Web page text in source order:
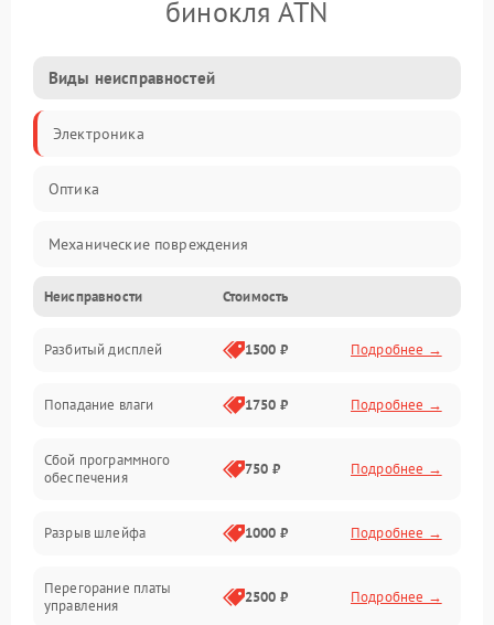
бинокля ATN
Виды неисправностей
Электроника
Оптика
Механические повреждения
Видео
Механика
Управление
Электропитание
Неисправности Стоимость
Разбитый дисплей 1500 ₽ Подробнее →
Попадание влаги 1750 ₽ Подробнее →
Сбой программного
обеспечения
750 ₽ Подробнее →
Разрыв шлейфа 1000 ₽ Подробнее →
Перегорание платы
управления
2500 ₽ Подробнее →